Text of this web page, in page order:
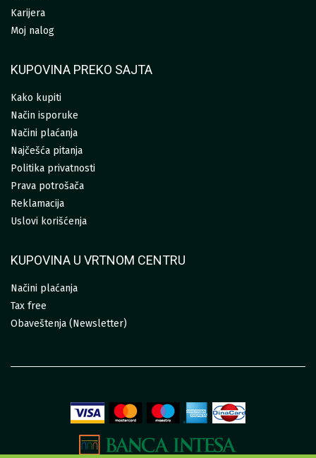
Karijera
Moj nalog
KUPOVINA PREKO SAJTA
Kako kupiti
Način isporuke
Načini plaćanja
Najčešća pitanja
Politika privatnosti
Prava potrošača
Reklamacija
Uslovi korišćenja
KUPOVINA U VRTNOM CENTRU
Načini plaćanja
Tax free
Obaveštenja (Newsletter)